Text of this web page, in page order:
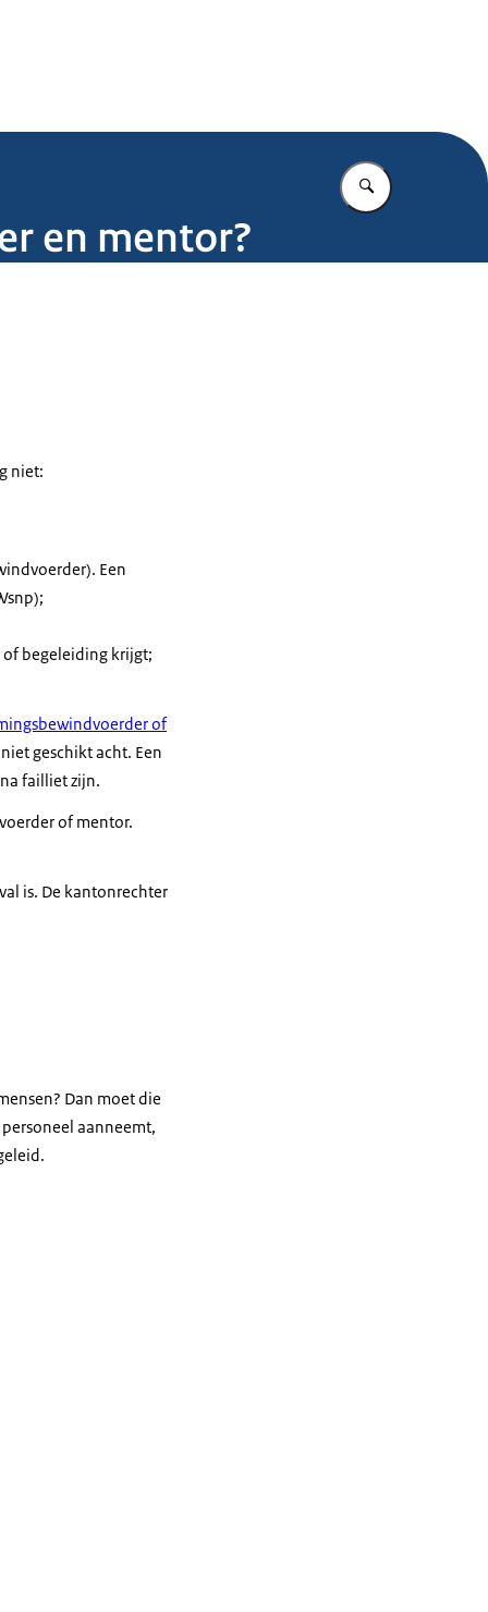
Vul in wat u
en mentor?
niet:
Een
of begeleiding krijgt;
of
geschikt acht. Een
failliet zijn.
of mentor.
is. De kantonrechter
Dan moet die
aanneemt,